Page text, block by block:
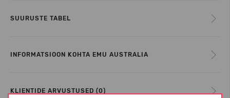
SUURUSTE TABEL
INFORMATSIOON KOHTA EMU AUSTRALIA
KLIENTIDE ARVUSTUSED (0)